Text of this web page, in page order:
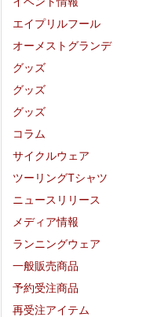
エイプリルフール
オーメストグランデ
グッズ
グッズ
グッズ
コラム
サイクルウェア
ツーリングTシャツ
ニュースリリース
メディア情報
ランニングウェア
一般販売商品
予約受注商品
再受注アイテム